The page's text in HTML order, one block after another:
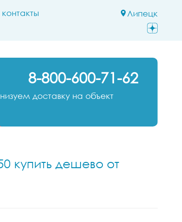
Липецк
контакты
8-800-600-71-62
доставку на объект
купить дешево от